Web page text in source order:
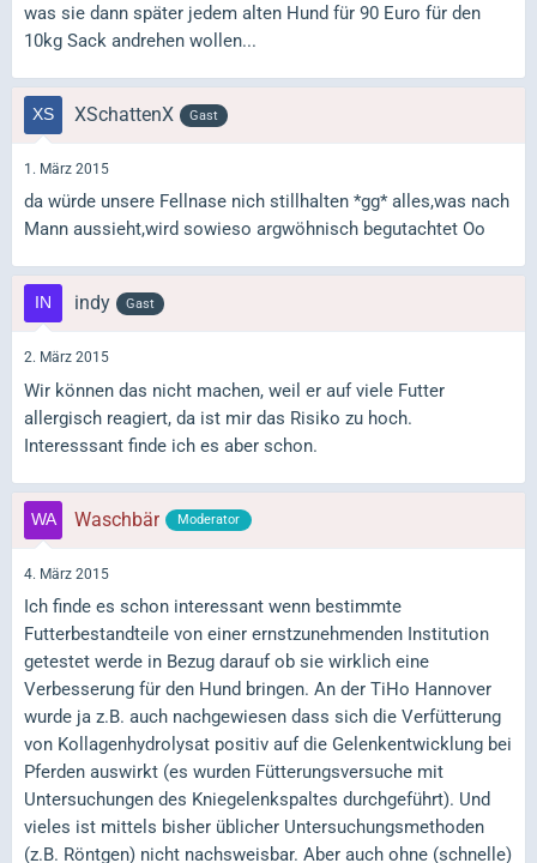
was sie dann später jedem alten Hund für 90 Euro für den
10kg Sack andrehen wollen...
XSchattenX Gast
1. März 2015
da würde unsere Fellnase nich stillhalten *gg* alles,was nach
Mann aussieht,wird sowieso argwöhnisch begutachtet Oo
indy Gast
2. März 2015
Wir können das nicht machen, weil er auf viele Futter
allergisch reagiert, da ist mir das Risiko zu hoch.
Interesssant finde ich es aber schon.
Waschbär Moderator
4. März 2015
Ich finde es schon interessant wenn bestimmte
Futterbestandteile von einer ernstzunehmenden Institution
getestet werde in Bezug darauf ob sie wirklich eine
Verbesserung für den Hund bringen. An der TiHo Hannover
wurde ja z.B. auch nachgewiesen dass sich die Verfütterung
von Kollagenhydrolysat positiv auf die Gelenkentwicklung bei
Pferden auswirkt (es wurden Fütterungsversuche mit
Untersuchungen des Kniegelenkspaltes durchgeführt). Und
vieles ist mittels bisher üblicher Untersuchungsmethoden
(z.B. Röntgen) nicht nachsweisbar. Aber auch ohne (schnelle)